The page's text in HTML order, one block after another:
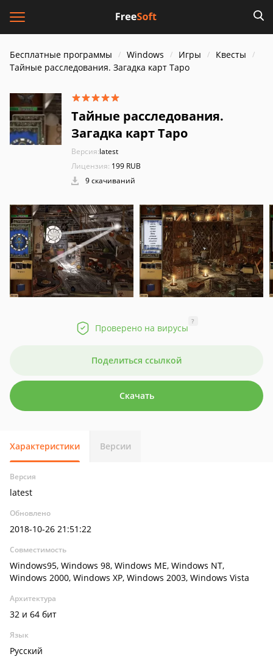
Бесплатные программы Windows Игры
Квесты
Тайные расследования. Загадка карт Таро
Тайные расследования.
Загадка карт Таро
Версия:latest
Лицензия: 199 RUB
9 скачиваний
Проверено на вирусы
?
Поделиться ссылкой
Скачать
Характеристики Версии
Версия
latest
Обновлено
2018-10-26 21:51:22
Совместимость
Windows95, Windows 98, Windows ME, Windows NT,
Windows 2000, Windows XP, Windows 2003, Windows Vista
Архитектура
32 и 64 бит
Язык
Русский